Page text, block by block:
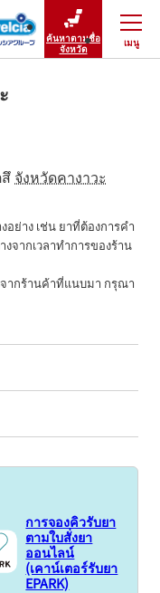
ค้นหาตามชื่อ
จังหวัด
เมนู
ปิดเมนู
จังหวัดคางาวะ
ย่าง เช่น ยาที่ต้องการคำ
จากเวลาทำการของร้าน
ากร้านค้าที่แนบมา กรุณา
การจองคิวรับยา
ตามใบสั่งยา
ออนไลน์
(เคาน์เตอร์รับยา
EPARK)